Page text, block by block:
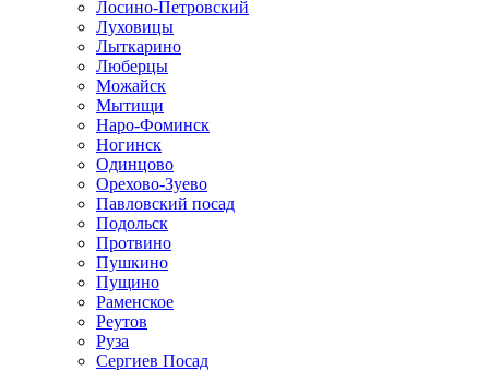
Лосино-Петровский
Луховицы
Лыткарино
Люберцы
Можайск
Мытищи
Наро-Фоминск
Ногинск
Одинцово
Орехово-Зуево
Павловский посад
Подольск
Протвино
Пушкино
Пущино
Раменское
Реутов
Руза
Сергиев Посад